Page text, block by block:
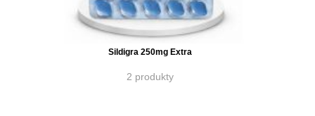
Sildigra 250mg Extra
2 produkty